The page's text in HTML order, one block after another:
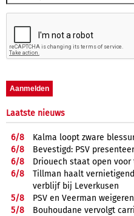
Laatste nieuws
6/8
Kalma loopt zware
6/8
Bevestigd: PSV
6/8
Driouech staat open voor
6/8
Tillman haalt
verblijf bij Leverkusen
5/8
PSV en Veerman
5/8
Bouhoudane vervolgt